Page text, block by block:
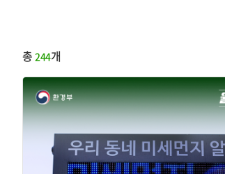
로
총 244개